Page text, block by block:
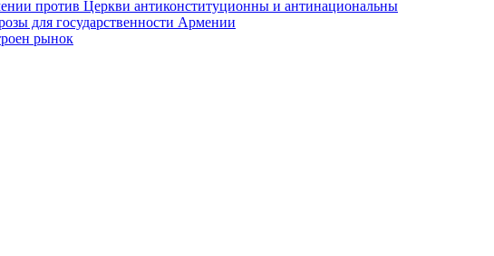
против Церкви антиконституционны и антинациональны
для государственности Армении
рынок